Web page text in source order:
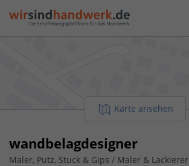
Karte ansehen
wandbelagdesigner
Maler, Putz, Stuck & Gips / Maler & Lackierer